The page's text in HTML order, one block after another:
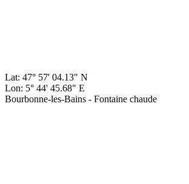
Lat: 47° 57' 04.13" N
Lon: 5° 44' 45.68" E
Bourbonne-les-Bains - Fontaine chaude